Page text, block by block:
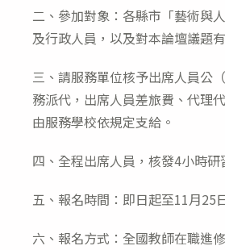
二、參加對象：各縣市「藝術與
及行政人員，以及對本論壇議題
三、請服務單位核予出席人員公
務派代，出席人員差旅費、代理
由服務學校依規定支給。
四、全程出席人員，核發4小時研
五、報名時間：即日起至11月25
六、報名方式：全國教師在職進